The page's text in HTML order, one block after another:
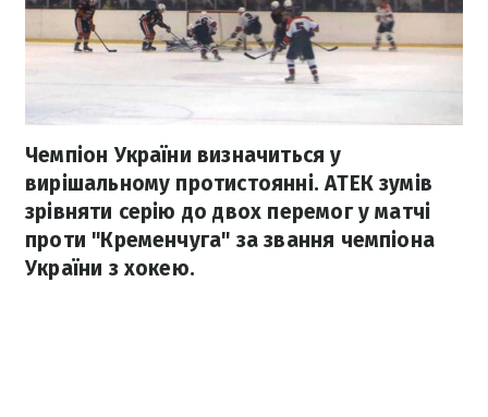
Чемпіон України визначиться у
вирішальному протистоянні. АТЕК зумів
зрівняти серію до двох перемог у матчі
проти "Кременчуга" за звання чемпіона
України з хокею.